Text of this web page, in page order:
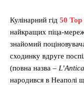
Кулінарний гід 50 Top
найкращих піца-
знайомий
сходинку вдруге
(повна назва –
народився в Неаполі